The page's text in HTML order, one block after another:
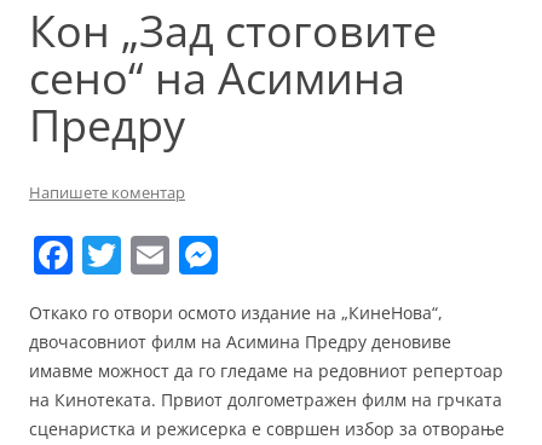
Кон „Зад стоговите
сено“ на Асимина
Предру
Напишете коментар
F
c
e
b
T
itt
er
E
ai
l
ss
e
n
Откако го отвори осмото издание на „КинеНова“,
двочасовниот филм на Асимина Предру деновиве
имавме можност да го гледаме на редовниот репертоар
на Кинотеката. Првиот долгометражен филм на грчката
сценаристка и режисерка е совршен избор за отворање